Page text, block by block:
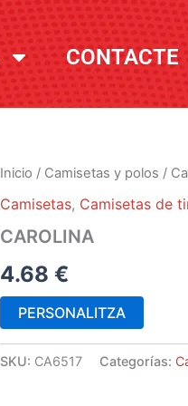
CONTACTE
Inicio / Camisetas y polos /
Camisetas, Camisetas de
CAROLINA
4.68€
PERSONALITZA
SKU: CA6517 Categorías: